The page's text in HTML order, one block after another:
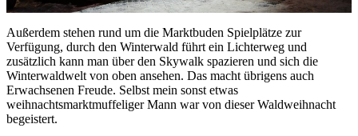
Außerdem stehen rund um die Marktbuden Spielplätze zur
Verfügung, durch den Winterwald führt ein Lichterweg und
zusätzlich kann man über den Skywalk spazieren und sich die
Winterwaldwelt von oben ansehen. Das macht übrigens auch
Erwachsenen Freude. Selbst mein sonst etwas
weihnachtsmarktmuffeliger Mann war von dieser Waldweihnacht
begeistert.